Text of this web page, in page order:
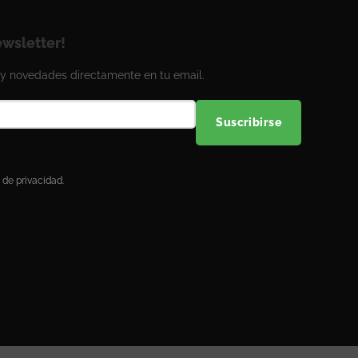
novedades directamente en tu email.
Suscribirse
privacidad.